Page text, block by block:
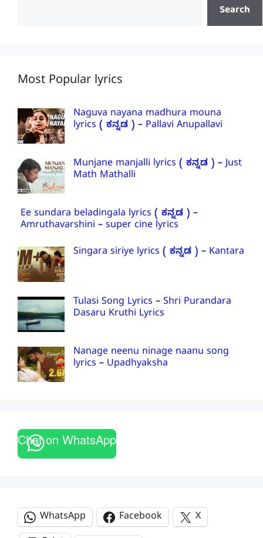
Search
Most Popular lyrics
Naguva nayana madhura mouna
lyrics ( ಕನ್ನಡ ) – Pallavi Anupallavi
Munjane manjalli lyrics ( ಕನ್ನಡ ) – Just
Math Mathalli
Ee sundara beladingala lyrics ( ಕನ್ನಡ ) –
Amruthavarshini – super cine lyrics
Singara siriye lyrics ( ಕನ್ನಡ ) – Kantara
Tulasi Song Lyrics – Shri Purandara
Dasaru Kruthi Lyrics
Nanage neenu ninage naanu song
lyrics – Upadhyaksha
Chat on WhatsApp
WhatsApp Facebook
X